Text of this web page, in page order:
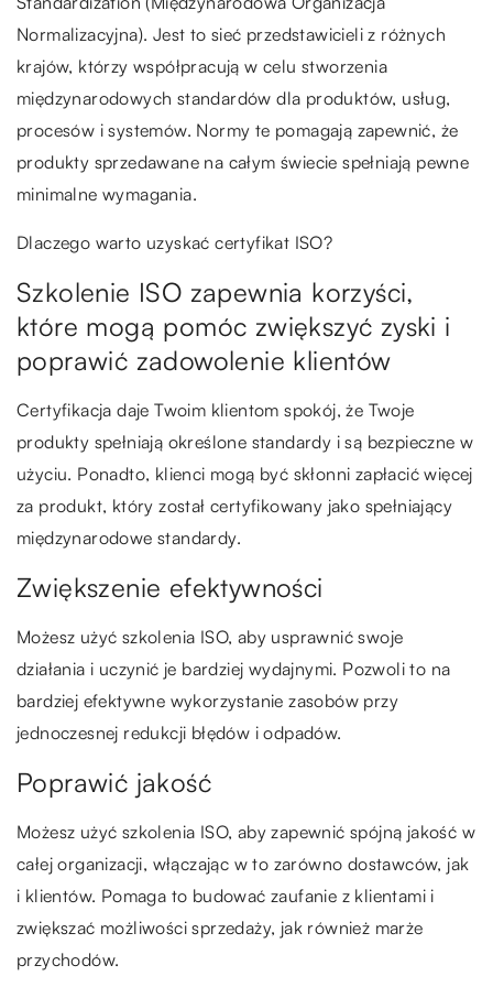
Normalizacyjna). Jest to sieć przedstawicieli z różnych
krajów, którzy współpracują w celu stworzenia
międzynarodowych standardów dla produktów, usług,
procesów i systemów. Normy te pomagają zapewnić, że
produkty sprzedawane na całym świecie spełniają pewne
minimalne wymagania.
Dlaczego warto uzyskać certyfikat ISO?
Szkolenie ISO zapewnia korzyści,
które mogą pomóc zwiększyć zyski i
poprawić zadowolenie klientów
Certyfikacja daje Twoim klientom spokój, że Twoje
produkty spełniają określone standardy i są bezpieczne w
użyciu. Ponadto, klienci mogą być skłonni zapłacić więcej
za produkt, który został certyfikowany jako spełniający
międzynarodowe standardy.
Zwiększenie efektywności
Możesz użyć szkolenia ISO, aby usprawnić swoje
działania i uczynić je bardziej wydajnymi. Pozwoli to na
bardziej efektywne wykorzystanie zasobów przy
jednoczesnej redukcji błędów i odpadów.
Poprawić jakość
Możesz użyć szkolenia ISO, aby zapewnić spójną jakość w
całej organizacji, włączając w to zarówno dostawców, jak
i klientów. Pomaga to budować zaufanie z klientami i
zwiększać możliwości sprzedaży, jak również marże
przychodów.